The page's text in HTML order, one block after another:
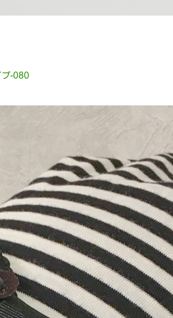
プ-080